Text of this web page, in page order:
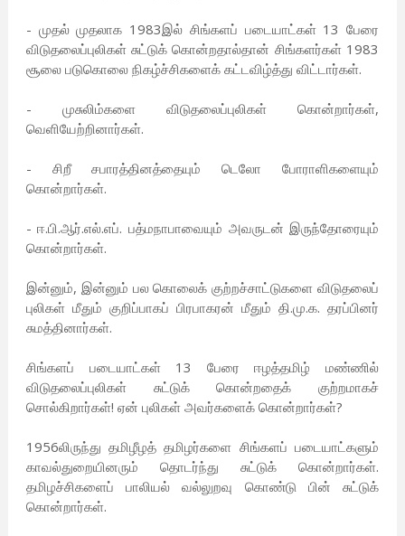
- முதல் முதலாக 1983இல் சிங்களப் படையாட்கள் 13 பேரை
விடுதலைப்புலிகள் சுட்டுக் கொன்றதால்தான் சிங்களர்கள் 1983
சூலை படுகொலை நிகழ்ச்சிகளைக் கட்டவிழ்த்து விட்டார்கள்.
- முசுலிம்களை விடுதலைப்புலிகள் கொன்றார்கள்,
வெளியேற்றினார்கள்.
- சிறீ சபாரத்தினத்தையும் டெலோ போராளிகளையும்
கொன்றார்கள்.
- ஈ.பி.ஆர்.எல்.எப். பத்மநாபாவையும் அவருடன் இருந்தோரையும்
கொன்றார்கள்.
இன்னும், இன்னும் பல கொலைக் குற்றச்சாட்டுகளை விடுதலைப்
புலிகள் மீதும் குறிப்பாகப் பிரபாகரன் மீதும் தி.மு.க. தரப்பினர்
சுமத்தினார்கள்.
சிங்களப் படையாட்கள் 13 பேரை ஈழத்தமிழ் மண்ணில்
விடுதலைப்புலிகள் சுட்டுக் கொன்றதைக் குற்றமாகச்
சொல்கிறார்கள்! ஏன் புலிகள் அவர்களைக் கொன்றார்கள்?
1956லிருந்து தமிழீழத் தமிழர்களை சிங்களப் படையாட்களும்
காவல்துறையினரும் தொடர்ந்து சுட்டுக் கொன்றார்கள்.
தமிழச்சிகளைப் பாலியல் வல்லுறவு கொண்டு பின் சுட்டுக்
கொன்றார்கள்.